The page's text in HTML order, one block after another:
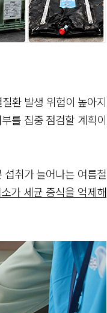
환 발생 위험이 높아지
를 집중 점검할 계획이
취가 늘어나는 여름철
가 세균 증식을 억제해